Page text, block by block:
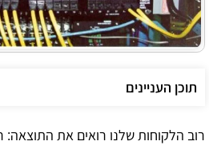
תוכן העניינים